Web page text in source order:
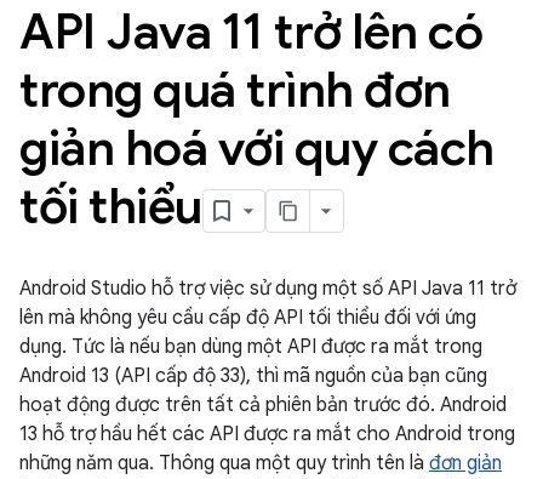
API Java 11 trở lên có
trong quá trình đơn
giản hoá với quy cách
tối thiểu
Android Studio hỗ trợ việc sử dụng một số API Java 11 trở
lên mà không yêu cầu cấp độ API tối thiểu đối với ứng
dụng. Tức là nếu bạn dùng một API được ra mắt trong
Android 13 (API cấp độ 33), thì mã nguồn của bạn cũng
hoạt động được trên tất cả phiên bản trước đó. Android
13 hỗ trợ hầu hết các API được ra mắt cho Android trong
những năm qua. Thông qua một quy trình tên là đơn giản